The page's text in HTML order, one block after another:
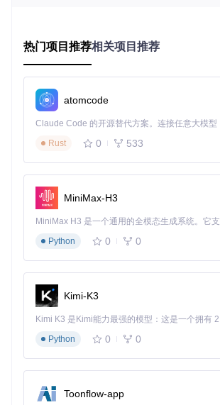
Homebr
ew安装
终端用户、开
发者
DMG安
☆
开发者、自定
☆☆
根据需求选择最适合的方式，新手推荐
式，开发者可尝试源码编译。
3.1 Homebrew安装（推荐）
Homebrew是MacOS的包管理工具，适合熟
ebrew会自动处理Node.js等依赖，全程无需
3.2 DMG安装包（图形化操作）
访问项目页面下载最新DMG安装包
热门项目推荐相关项目推荐
atomcode
Rust
0 533
MiniMax-H3
Python
0 0
Kimi-K3
Python
0 0
Toonflow-app